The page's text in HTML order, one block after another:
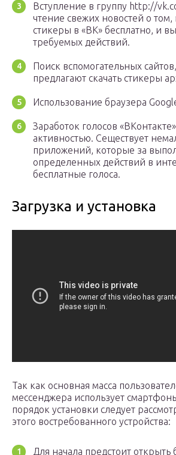
Вступление в группу http://
чтение свежих новостей о том,
стикеры в «ВК» бесплатно, и
требуемых действий.
Поиск вспомогательных
предлагают скачать стикеры
Использование браузера
Заработок голосов
активностью. Сеществует
приложений, которые за
определенных действий в
бесплатные голоса.
Загрузка и установка
Так как основная масса
мессенджера использует
порядок установки следует
этого востребованного устройства:
Для начала предстоит открыть